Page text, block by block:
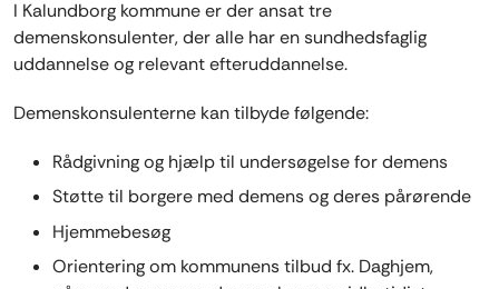
I Kalundborg kommune er der ansat tre
demenskonsulenter, der alle har en sundhedsfaglig
uddannelse og relevant efteruddannelse.
Demenskonsulenterne kan tilbyde følgende:
Rådgivning og hjælp til undersøgelse for demens
Støtte til borgere med demens og deres pårørende
Hjemmebesøg
Orientering om kommunens tilbud fx. Daghjem,